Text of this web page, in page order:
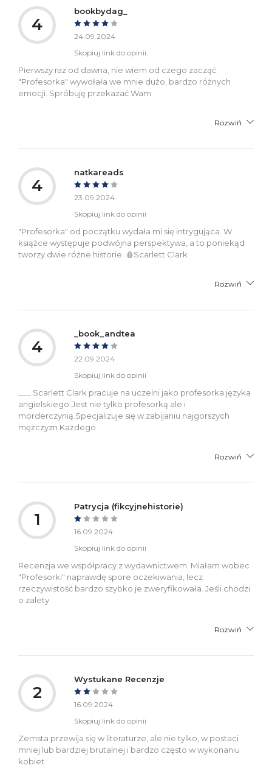
4
bookbydag_
24.09.2024
Skopiuj link do opinii
Pierwszy raz od dawna, nie wiem od czego zacząć.
"Profesorka" wywołała we mnie dużo, bardzo różnych
emocji. Spróbuję przekazać Wam
Rozwiń
4
natkareads
23.09.2024
Skopiuj link do opinii
"Profesorka" od początku wydała mi się intrygująca. W
książce występuje podwójna perspektywa, a to poniekąd
tworzy dwie różne historie. 🩸Scarlett Clark
Rozwiń
4
_book_andtea
22.09.2024
Skopiuj link do opinii
___ Scarlett Clark pracuje na uczelni jako profesorka języka
angielskiego.Jest nie tylko profesorką ale i
morderczynią.Specjalizuje się w zabijaniu najgorszych
mężczyzn.Każdego
Rozwiń
1
Patrycja (fikcyjnehistorie)
16.09.2024
Skopiuj link do opinii
Recenzja we współpracy z wydawnictwem. Miałam wobec
"Profesorki" naprawdę spore oczekiwania, lecz
rzeczywistość bardzo szybko je zweryfikowała. Jeśli chodzi
o zalety
Rozwiń
2
Wystukane Recenzje
16.09.2024
Skopiuj link do opinii
Zemsta przewija się w literaturze, ale nie tylko, w postaci
mniej lub bardziej brutalnej i bardzo często w wykonaniu
kobiet.